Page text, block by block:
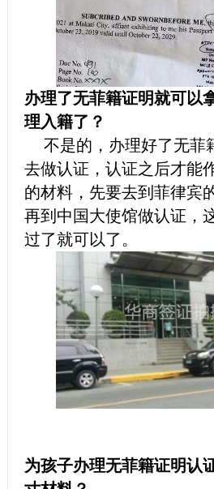
办理了无菲籍证明就可以
理入籍了？
不是的，办理好了无菲
去做认证，认证之后才能
的材料，先要去到菲律宾
再到中国大使馆做认证，
过了就可以了。
为孩子办理无菲籍证明认